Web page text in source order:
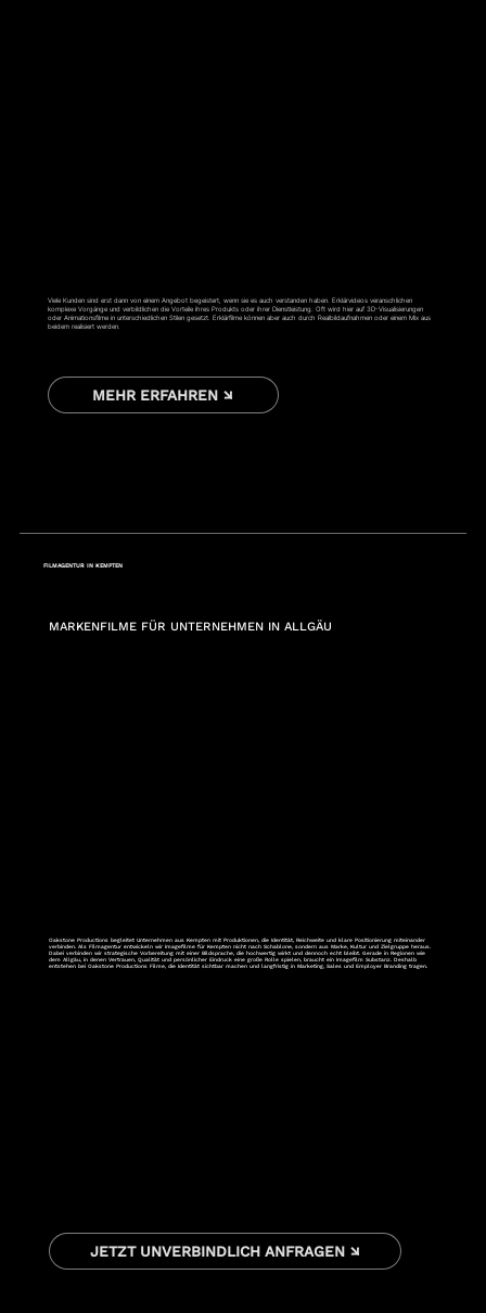
Viele Kunden sind erst dann von einem Angebot begeistert, wenn sie es auch verstanden haben. Erklärvideos veranschlichen
komplexe Vorgänge und verbildlichen die Vorteile ihres Produkts oder ihrer Dienstleistung. Oft wird hier auf 3D-Visualisierungen
oder Animationsfilme in unterschiedlichen Stilen gesetzt. Erklärfilme können aber auch durch Realbildaufnahmen oder einem Mix aus
beidem realisiert werden.
MEHR ERFAHREN ↘
FILMAGENTUR IN KEMPTEN
MARKENFILME FÜR UNTERNEHMEN IN ALLGÄU
Oakstone Productions begleitet Unternehmen aus Kempten mit Produktionen, die Identität, Reichweite und klare Positionierung miteinander
verbinden. Als Filmagentur entwickeln wir Imagefilme für Kempten nicht nach Schablone, sondern aus Marke, Kultur und Zielgruppe heraus.
Dabei verbinden wir strategische Vorbereitung mit einer Bildsprache, die hochwertig wirkt und dennoch echt bleibt. Gerade in Regionen wie
dem Allgäu, in denen Vertrauen, Qualität und persönlicher Eindruck eine große Rolle spielen, braucht ein Imagefilm Substanz. Deshalb
entstehen bei Oakstone Productions Filme, die Identität sichtbar machen und langfristig in Marketing, Sales und Employer Branding tragen.
JETZT UNVERBINDLICH ANFRAGEN ↘